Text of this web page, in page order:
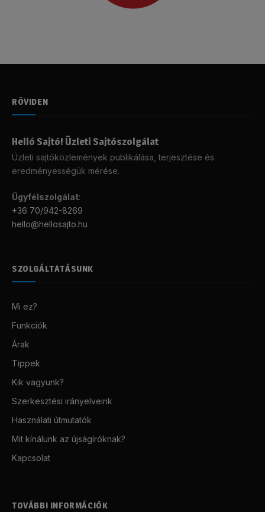
RÖVIDEN
Helló Sajtó! Üzleti Sajtószolgálat
Üzleti sajtóközlemények publikálása, terjesztése és
eredményességük mérése.
Ügyfélszolgálat:
+36 70/942-8269
hello@hellosajto.hu
SZOLGÁLTATÁSUNK
Mi ez?
Funkciók
Árak
Tippek
Kik vagyunk?
Szerkesztési irányelveink
Használati útmutatók
Mit kínálunk az újságíróknak?
Kapcsolat
TOVÁBBI INFORMÁCIÓK